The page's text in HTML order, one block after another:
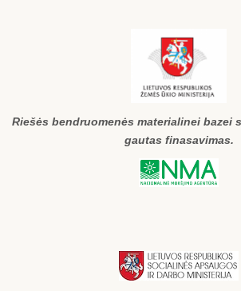
Riešės bendruomenės materialinei bazei
gautas finasavimas.